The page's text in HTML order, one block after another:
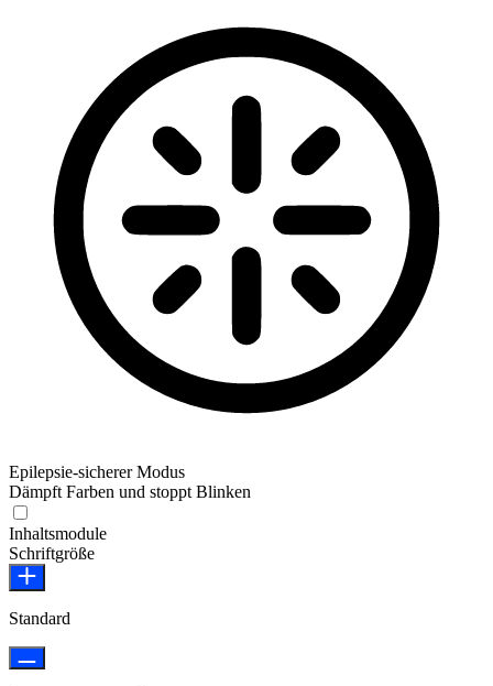
Epilepsie-sicherer Modus
Dämpft Farben und stoppt Blinken
Inhaltsmodule
Schriftgröße
Standard